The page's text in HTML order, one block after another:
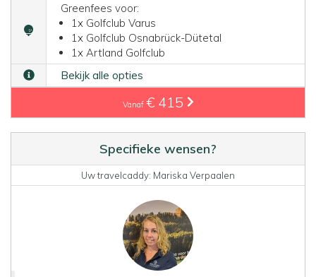
Greenfees voor:
1x Golfclub Varus
1x Golfclub Osnabrück-Dütetal
1x Artland Golfclub
Bekijk alle opties
Vanaf € 415
Specifieke wensen?
Uw travelcaddy: Mariska Verpaalen